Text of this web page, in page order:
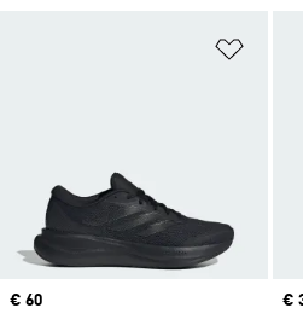
Price
€ 60
€